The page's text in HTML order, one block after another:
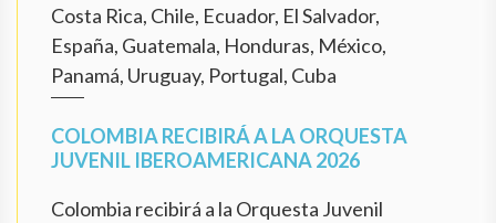
Costa Rica, Chile, Ecuador, El Salvador,
España, Guatemala, Honduras, México,
Panamá, Uruguay, Portugal, Cuba
COLOMBIA RECIBIRÁ A LA ORQUESTA
JUVENIL IBEROAMERICANA 2026
Colombia recibirá a la Orquesta Juvenil